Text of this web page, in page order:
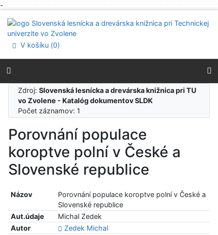
-
Prejsť na menu
Prehlásenie o webovej prístupnosti
V košíku (0)
Zdroj:Slovenská lesnícka a drevárska knižnica pri TU
vo Zvolene - Katalóg dokumentov SLDK
Počet záznamov: 1
Porovnání populace
koroptve polní v České a
Slovenské republice
Názov
Porovnání populace koroptve polní v České a
Slovenské republice
Aut.údaje
Michal Zedek
Autor
Zedek Michal